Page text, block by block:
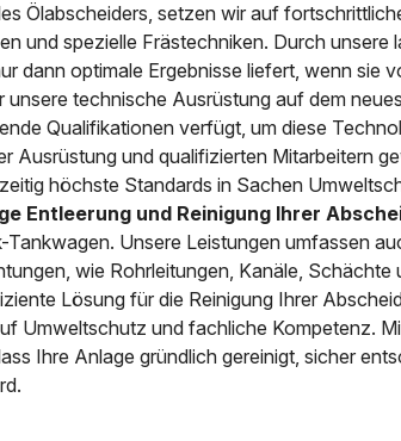
Ölabscheiders, setzen wir auf
und spezielle Frästechniken. Durch unsere
dann optimale Ergebnisse liefert, wenn sie
unsere technische Ausrüstung auf dem
Qualifikationen verfügt, um diese
Ausrüstung und qualifizierten Mitarbeitern
höchste Standards in Sachen
Entleerung und Reinigung Ihrer
Unsere Leistungen umfassen
wie Rohrleitungen, Kanäle, Schächte
Lösung für die Reinigung Ihrer
Umweltschutz und fachliche Kompetenz.
Ihre Anlage gründlich gereinigt, sicher